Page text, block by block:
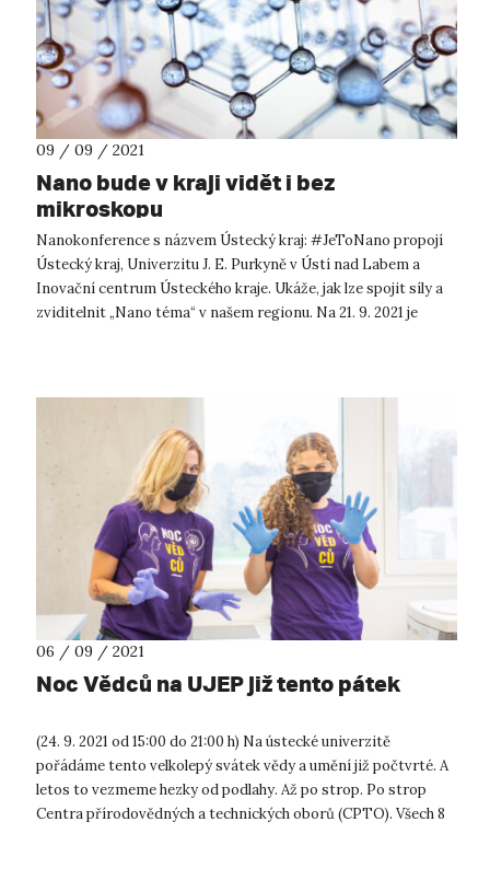
09 / 09 / 2021
Nano bude v kraji vidět i bez
mikroskopu
Nanokonference s názvem Ústecký kraj: #JeToNano propojí
Ústecký kraj, Univerzitu J. E. Purkyně v Ústí nad Labem a
Inovační centrum Ústeckého kraje. Ukáže, jak lze spojit síly a
zviditelnit „Nano téma“ v našem regionu. Na 21. 9. 2021 je
06 / 09 / 2021
Noc Vědců na UJEP již tento pátek
(24. 9. 2021 od 15:00 do 21:00 h) Na ústecké univerzitě
pořádáme tento velkolepý svátek vědy a umění již počtvrté. A
letos to vezmeme hezky od podlahy. Až po strop. Po strop
Centra přírodovědných a technických oborů (CPTO). Všech 8